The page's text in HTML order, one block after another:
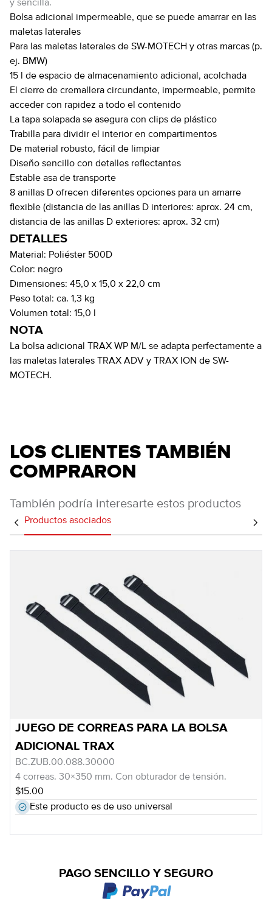
y sencilla.
Bolsa adicional impermeable, que se puede amarrar en las
maletas laterales
Para las maletas laterales de SW-MOTECH y otras marcas (p.
ej. BMW)
15 l de espacio de almacenamiento adicional, acolchada
El cierre de cremallera circundante, impermeable, permite
acceder con rapidez a todo el contenido
La tapa solapada se asegura con clips de plástico
Trabilla para dividir el interior en compartimentos
De material robusto, fácil de limpiar
Diseño sencillo con detalles reflectantes
Estable asa de transporte
8 anillas D ofrecen diferentes opciones para un amarre
flexible (distancia de las anillas D interiores: aprox. 24 cm,
distancia de las anillas D exteriores: aprox. 32 cm)
DETALLES
Material: Poliéster 500D
Color: negro
Dimensiones: 45,0 x 15,0 x 22,0 cm
Peso total: ca. 1,3 kg
Volumen total: 15,0 l
NOTA
La bolsa adicional TRAX WP M/L se adapta perfectamente a
las maletas laterales TRAX ADV y TRAX ION de SW-
MOTECH.
LOS CLIENTES TAMBIÉN
COMPRARON
También podría interesarte estos productos
Productos asociados
JUEGO DE CORREAS PARA LA BOLSA
ADICIONAL TRAX
BC.ZUB.00.088.30000
4 correas. 30×350 mm. Con obturador de tensión.
$15.00
Este producto es de uso universal
PAGO SENCILLO Y SEGURO